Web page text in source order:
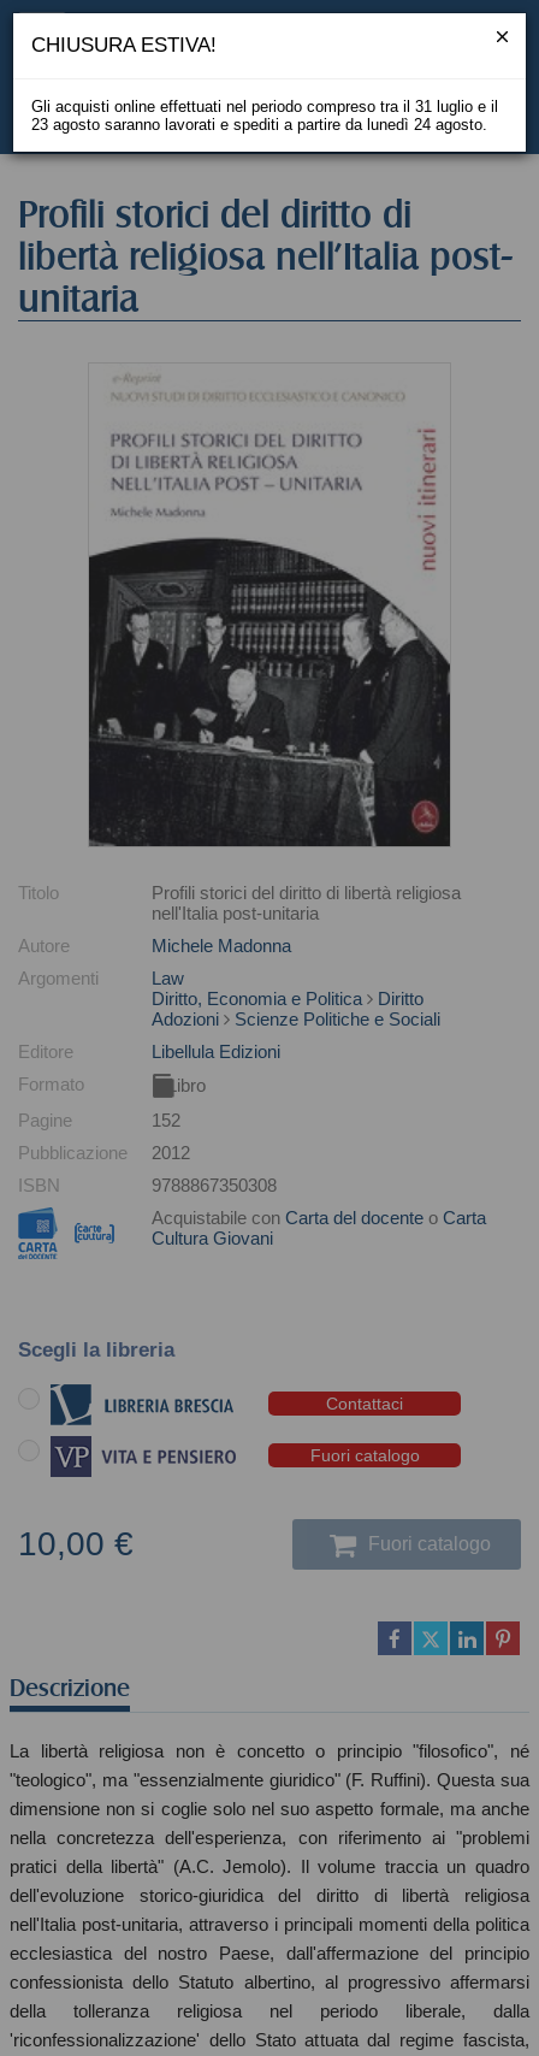
EN
Profili storici del diritto di
libertà religiosa nell'Italia post-
unitaria
Titolo
Profili storici del diritto di libertà religiosa
nell'Italia post-unitaria
Autore
Michele Madonna
Argomenti
Law
Diritto, Economia e Politica
Diritto
Adozioni
Scienze Politiche e Sociali
Editore
Libellula Edizioni
Formato
Libro
Pagine
152
Pubblicazione
2012
ISBN
9788867350308
Acquistabile con Carta del docente o Carta
Cultura Giovani
Scegli la libreria
Contattaci
Fuori catalogo
10,00 € Fuori catalogo
Descrizione
La libertà religiosa non è concetto o principio "filosofico", né
"teologico", ma "essenzialmente giuridico" (F. Ruffini). Questa sua
dimensione non si coglie solo nel suo aspetto formale, ma anche
nella concretezza dell'esperienza, con riferimento ai "problemi
pratici della libertà" (A.C. Jemolo). Il volume traccia un quadro
dell'evoluzione storico-giuridica del diritto di libertà religiosa
nell'Italia post-unitaria, attraverso i principali momenti della politica
ecclesiastica del nostro Paese, dall'affermazione del principio
confessionista dello Statuto albertino, al progressivo affermarsi
della tolleranza religiosa nel periodo liberale, dalla
'riconfessionalizzazione' dello Stato attuata dal regime fascista,
CHIUSURA ESTIVA!
Gli acquisti online effettuati nel periodo compreso tra il 31 luglio e il
23 agosto saranno lavorati e spediti a partire da lunedì 24 agosto.